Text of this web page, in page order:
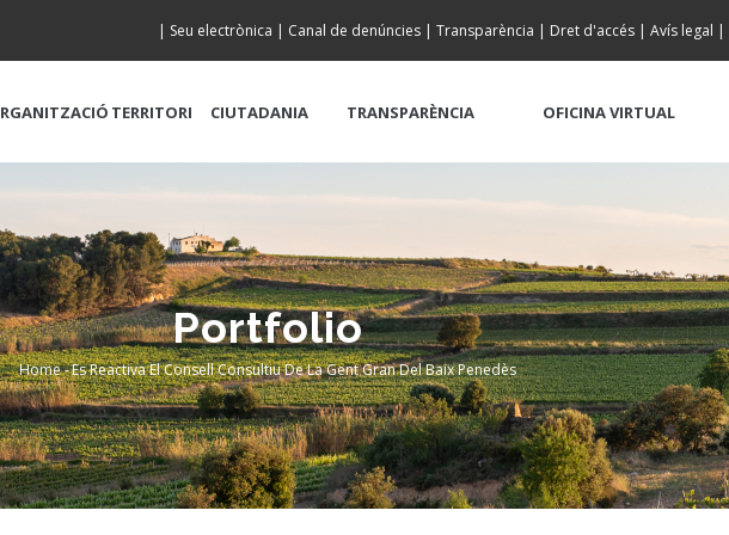
| Seu electrònica | Canal de denúncies | Transparència | Dret d'accés | Avís legal |
TERRITORI CIUTADANIA TRANSPARÈNCIA OFICINA VIRTUAL
Portfolio
Breadcrumb
Home-Es Reactiva El Consell Consultiu De La Gent Gran Del Baix Penedès